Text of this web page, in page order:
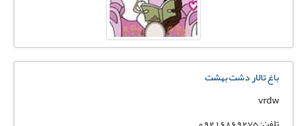
باغ تالار دشت بهشت
vrdw